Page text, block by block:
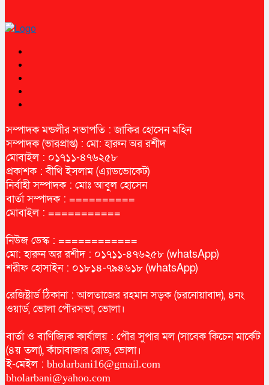
সম্পাদক মন্ডলীর সভাপতি : জাকির হোসেন মহিন
সম্পাদক (ভারপ্রাপ্ত) : মো: হারুন অর রশীদ
মোবাইল : ০১৭১১-৪৭৬২৫৮
প্রকাশক : বীথি ইসলাম (এ্যাডভোকেট)
নির্বাহী সম্পাদক : মোঃ আবুল হোসেন
বার্তা সম্পাদক : ==========
মোবাইল : ===========
নিউজ ডেস্ক : ============
মো: হারুন অর রশীদ : ০১৭১১-৪৭৬২৫৮ (whatsApp)
শরীফ হোসাইন : ০১৮১৪-৭৯৪৬১৮ (whatsApp)
রেজিষ্ট্রার্ড ঠিকানা : আলতাজের রহমান সড়ক (চরনোয়াবাদ), ৪নং
ওয়ার্ড, ভোলা পৌরসভা, ভোলা।
বার্তা ও বাণিজ্যিক কার্যালয় : পৌর সুপার মল (সাবেক কিচেন মার্কেট
(৪য় তলা), কাঁচাবাজার রোড, ভোলা।
ই-মেইল : bholarbani16@gmail.com
bholarbani@yahoo.com